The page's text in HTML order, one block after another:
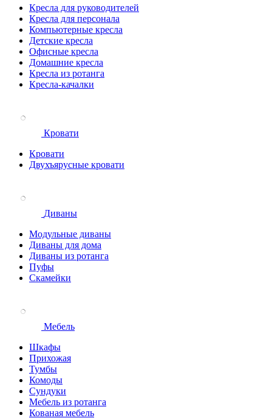
Кресла для руководителей
Кресла для персонала
Компьютерные кресла
Детские кресла
Офисные кресла
Домашние кресла
Кресла из ротанга
Кресла-качалки
Кровати
Кровати
Двухъярусные кровати
Диваны
Модульные диваны
Диваны для дома
Диваны из ротанга
Пуфы
Скамейки
Мебель
Шкафы
Прихожая
Тумбы
Комоды
Сундуки
Мебель из ротанга
Кованая мебель